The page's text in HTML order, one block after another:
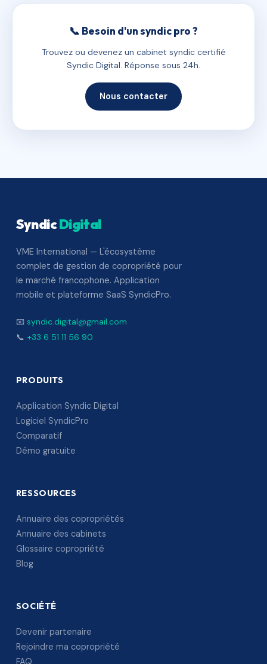
📞 Besoin d'un syndic pro ?
Trouvez ou devenez un cabinet syndic certifié
Syndic Digital. Réponse sous 24h.
Nous contacter
SyndicDigital
VME International — L'écosystème
complet de gestion de copropriété pour
le marché francophone. Application
mobile et plateforme SaaS SyndicPro.
📧 syndic.digital@gmail.com
📞 +33 6 51 11 56 90
PRODUITS
Application Syndic Digital
Logiciel SyndicPro
Comparatif
Démo gratuite
RESSOURCES
Annuaire des copropriétés
Annuaire des cabinets
Glossaire copropriété
Blog
SOCIÉTÉ
Devenir partenaire
Rejoindre ma copropriété
FAQ